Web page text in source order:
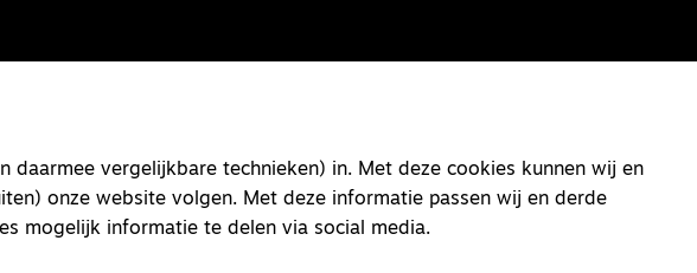
vergelijkbare technieken) in. Met deze cookies kunnen wij en
onze website volgen. Met deze informatie passen wij en derde
mogelijk informatie te delen via social media.